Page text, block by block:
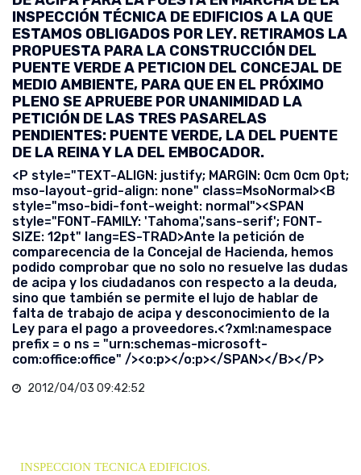
INSPECCIÓN TÉCNICA DE EDIFICIOS A LA QUE
ESTAMOS OBLIGADOS POR LEY. RETIRAMOS LA
PROPUESTA PARA LA CONSTRUCCIÓN DEL
PUENTE VERDE A PETICION DEL CONCEJAL DE
MEDIO AMBIENTE, PARA QUE EN EL PRÓXIMO
PLENO SE APRUEBE POR UNANIMIDAD LA
PETICIÓN DE LAS TRES PASARELAS
PENDIENTES: PUENTE VERDE, LA DEL PUENTE
DE LA REINA Y LA DEL EMBOCADOR.
<P style="TEXT-ALIGN: justify; MARGIN: 0cm 0cm 0pt;
mso-layout-grid-align: none" class=MsoNormal><B
style="mso-bidi-font-weight: normal"><SPAN
style="FONT-FAMILY: 'Tahoma','sans-serif'; FONT-
SIZE: 12pt" lang=ES-TRAD>Ante la petición de
comparecencia de la Concejal de Hacienda, hemos
podido comprobar que no solo no resuelve las dudas
de acipa y los ciudadanos con respecto a la deuda,
sino que también se permite el lujo de hablar de
falta de trabajo de acipa y desconocimiento de la
Ley para el pago a proveedores.<?xml:namespace
prefix = o ns = "urn:schemas-microsoft-
com:office:office" /><o:p></o:p></SPAN></B></P>
2012/04/03 09:42:52
INSPECCION TECNICA EDIFICIOS.